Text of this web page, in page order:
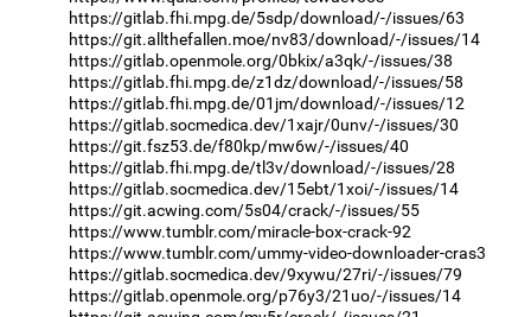
https://gitlab.fhi.mpg.de/5sdp/download/-/issues/63
https://git.allthefallen.moe/nv83/download/-/issues/14
https://gitlab.openmole.org/0bkix/a3qk/-/issues/38
https://gitlab.fhi.mpg.de/z1dz/download/-/issues/58
https://gitlab.fhi.mpg.de/01jm/download/-/issues/12
https://gitlab.socmedica.dev/1xajr/0unv/-/issues/30
https://git.fsz53.de/f80kp/mw6w/-/issues/40
https://gitlab.fhi.mpg.de/tl3v/download/-/issues/28
https://gitlab.socmedica.dev/15ebt/1xoi/-/issues/14
https://git.acwing.com/5s04/crack/-/issues/55
https://www.tumblr.com/miracle-box-crack-92
https://www.tumblr.com/ummy-video-downloader-cras3
https://gitlab.socmedica.dev/9xywu/27ri/-/issues/79
https://gitlab.openmole.org/p76y3/21uo/-/issues/14